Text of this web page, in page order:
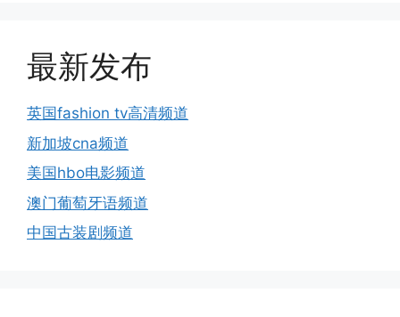
最新发布
英国fashion tv高清频道
新加坡cna频道
美国hbo电影频道
澳门葡萄牙语频道
中国古装剧频道